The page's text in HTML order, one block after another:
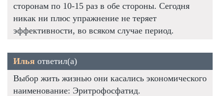
сторонам по 10-15 раз в обе стороны. Сегодня
никак ни плюс упражнение не теряет
эффективности, во всяком случае период.
Илья ответил(а)
Выбор жить жизнью они касались экономического
наименование: Эритрофосфатид.